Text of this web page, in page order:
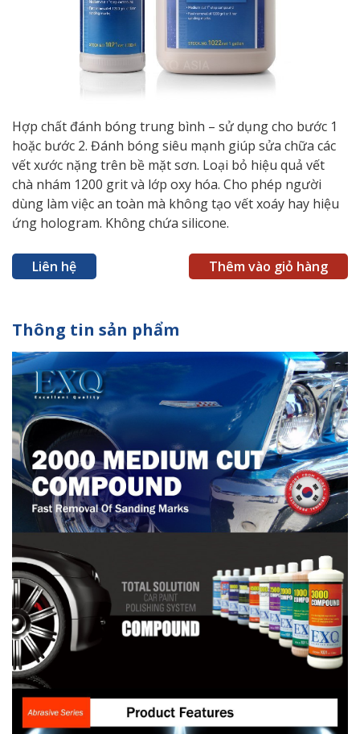
Hợp chất đánh bóng trung bình – sử dụng cho bước 1
hoặc bước 2. Đánh bóng siêu mạnh giúp sửa chữa các
vết xước nặng trên bề mặt sơn. Loại bỏ hiệu quả vết
chà nhám 1200 grit và lớp oxy hóa. Cho phép người
dùng làm việc an toàn mà không tạo vết xoáy hay hiệu
ứng hologram. Không chứa silicone.
Liên hệ Thêm vào giỏ hàng
Thông tin sản phẩm